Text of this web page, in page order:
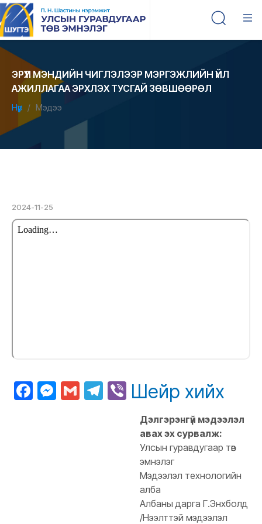
ЭРҮҮЛ МЭНДИЙН ЧИГЛЭЛЭЭР МЭРГЭЖЛИЙН ҮЙЛ
АЖИЛЛАГАА ЭРХЛЭХ ТУСГАЙ ЗӨВШӨӨРӨЛ
Нүүр Мэдээ
2024-11-25
Facebook
Messenger
GmailTelegram
Viber
Шейр хийх
Дэлгэрэнгүй мэдээлэл
авах эх сурвалж:
Улсын гуравдугаар төв
эмнэлэг
Мэдээлэл технологийн
алба
Албаны дарга Г.Энхболд
/Нээлттэй мэдээлэл